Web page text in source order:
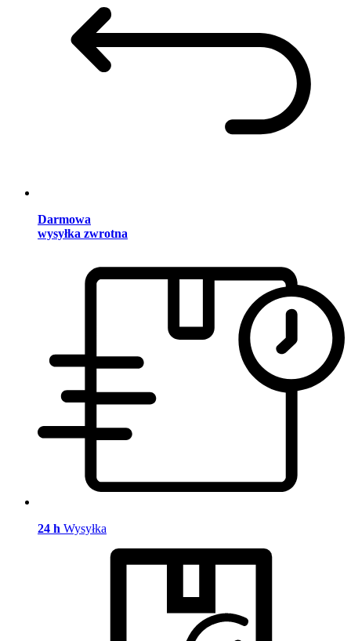
Darmowa
wysyłka zwrotna
24 h Wysyłka